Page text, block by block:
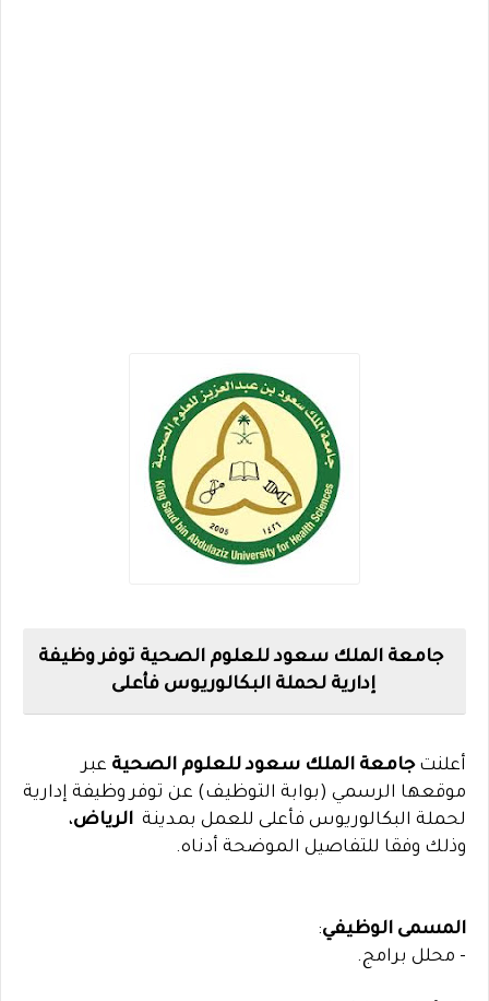
جامعة الملك سعود للعلوم الصحية توفر وظيفة
إدارية لحملة البكالوريوس فأعلى
أعلنتجامعة الملك سعود للعلوم الصحية عبر
موقعها الرسمي (بوابة التوظيف) عن توفر وظيفة إدارية
لحملة البكالوريوس فأعلى للعمل بمدينة الرياض،
وذلك وفقا للتفاصيل الموضحة أدناه.
المسمى الوظيفي:
- محلل برامج.